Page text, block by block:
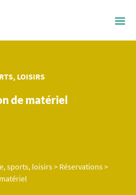
LOISIRS
de matériel
sports, loisirs> Réservations>